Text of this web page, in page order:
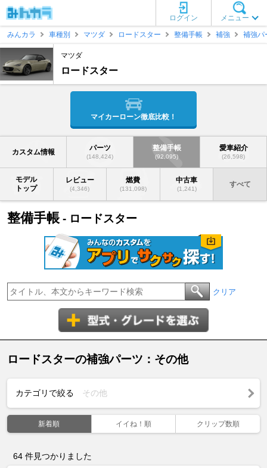
メニュー
ログイン
みんカラ
車種別 マツダ ロードスター 整備手帳 補強 補強パ
マツダ
ロードスター
マイカーローン徹底比較！
カスタム情報 パーツ
(148,424)
整備手帳
(92,095)
愛車紹介
(26,598)
モデル
トップ
レビュー
(4,346)
燃費
(131,098)
中古車
(1,241)
すべて
整備手帳 - ロードスター
クリア
ロードスターの補強パーツ：その他
カテゴリで絞る その他
新着順 イイね！順 クリップ数順
64 件見つかりました